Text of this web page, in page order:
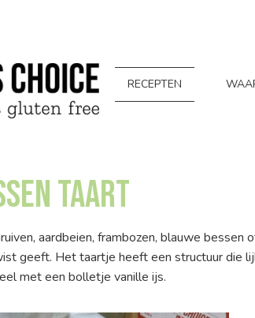
RECEPTEN
taart
aardbeien, frambozen, blauwe bessen
geeft. Het taartje heeft een structuur die
met een bolletje vanille ijs.